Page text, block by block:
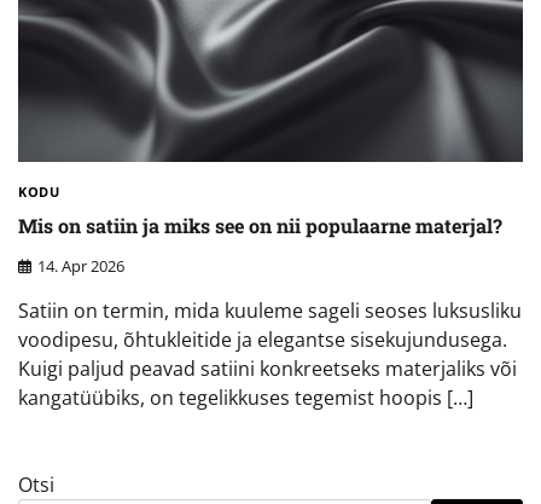
KODU
Mis on satiin ja miks see on nii populaarne materjal?
14. Apr 2026
Satiin on termin, mida kuuleme sageli seoses luksusliku
voodipesu, õhtukleitide ja elegantse sisekujundusega.
Kuigi paljud peavad satiini konkreetseks materjaliks või
kangatüübiks, on tegelikkuses tegemist hoopis […]
Otsi